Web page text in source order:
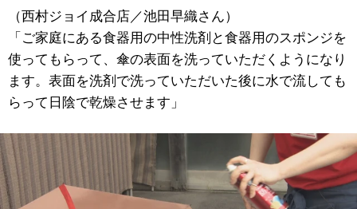
（西村ジョイ成合店／池田早織さん）
「ご家庭にある食器用の中性洗剤と食器用のスポンジを
使ってもらって、傘の表面を洗っていただくようになり
ます。表面を洗剤で洗っていただいた後に水で流しても
らって日陰で乾燥させます」